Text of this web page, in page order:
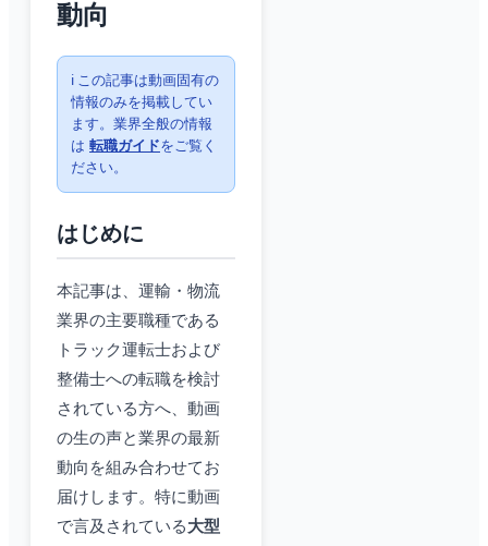
動向
ℹ️ この記事は動画固有の
情報のみを掲載してい
ます。業界全般の情報
は 転職ガイドをご覧く
ださい。
はじめに
本記事は、運輸・物流
業界の主要職種である
トラック運転士および
整備士への転職を検討
されている方へ、動画
の生の声と業界の最新
動向を組み合わせてお
届けします。特に動画
で言及されている大型